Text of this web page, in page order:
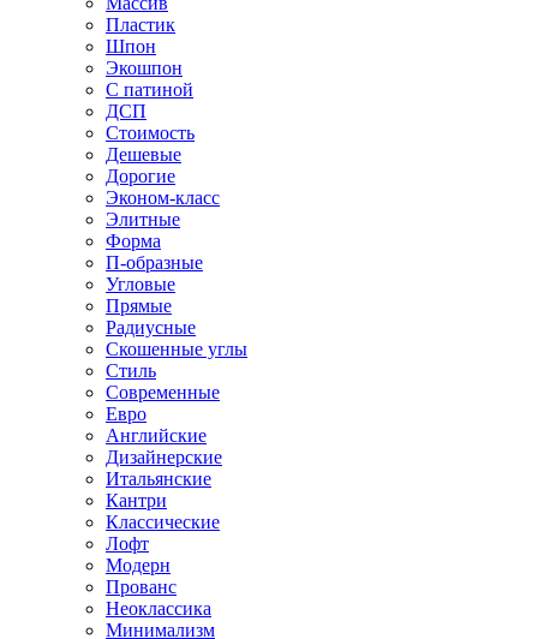
Пластик
Шпон
Экошпон
С патиной
ДСП
Стоимость
Дешевые
Дорогие
Эконом-класс
Элитные
Форма
П-образные
Угловые
Прямые
Радиусные
Скошенные углы
Стиль
Современные
Евро
Английские
Дизайнерские
Итальянские
Кантри
Классические
Лофт
Модерн
Прованс
Неоклассика
Минимализм